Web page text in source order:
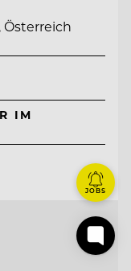
Österreich
IM
JOBS